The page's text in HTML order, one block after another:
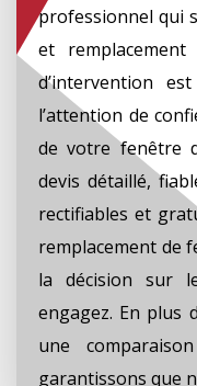
professionnel qui
et
d’intervention
l’attention de
de votre fenêtre
devis détaillé,
rectifiables et
remplacement de
la décision sur
engagez. En plus
une
garantissons que